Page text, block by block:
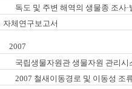
독도 및 주변 해역의 생물종 조사·
자체연구보고서
2007
국립생물자원관 생물자원 관리시
2007 철새이동경로 및 이동성 조